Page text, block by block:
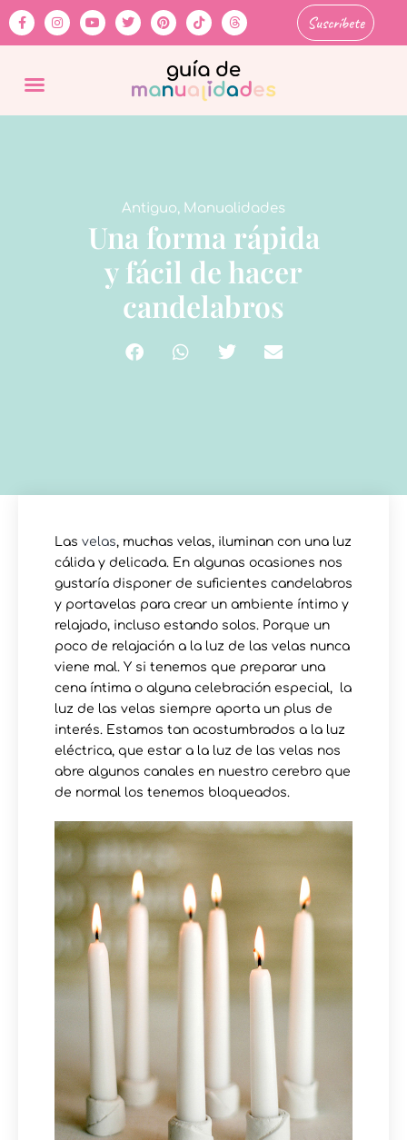
Suscríbete
Antiguo, Manualidades
Una forma rápida
y fácil de hacer
candelabros
Las velas, muchas velas, iluminan con una luz
cálida y delicada. En algunas ocasiones nos
gustaría disponer de suficientes candelabros
y portavelas para crear un ambiente íntimo y
relajado, incluso estando solos. Porque un
poco de relajación a la luz de las velas nunca
viene mal. Y si tenemos que preparar una
cena íntima o alguna celebración especial, la
luz de las velas siempre aporta un plus de
interés. Estamos tan acostumbrados a la luz
eléctrica, que estar a la luz de las velas nos
abre algunos canales en nuestro cerebro que
de normal los tenemos bloqueados.